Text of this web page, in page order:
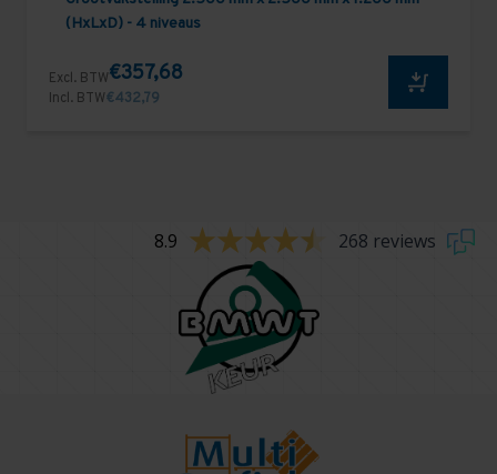
(HxLxD) - 4 niveaus
Excl. BTW€357,68
Incl. BTW€432,79
8.9 268 reviews